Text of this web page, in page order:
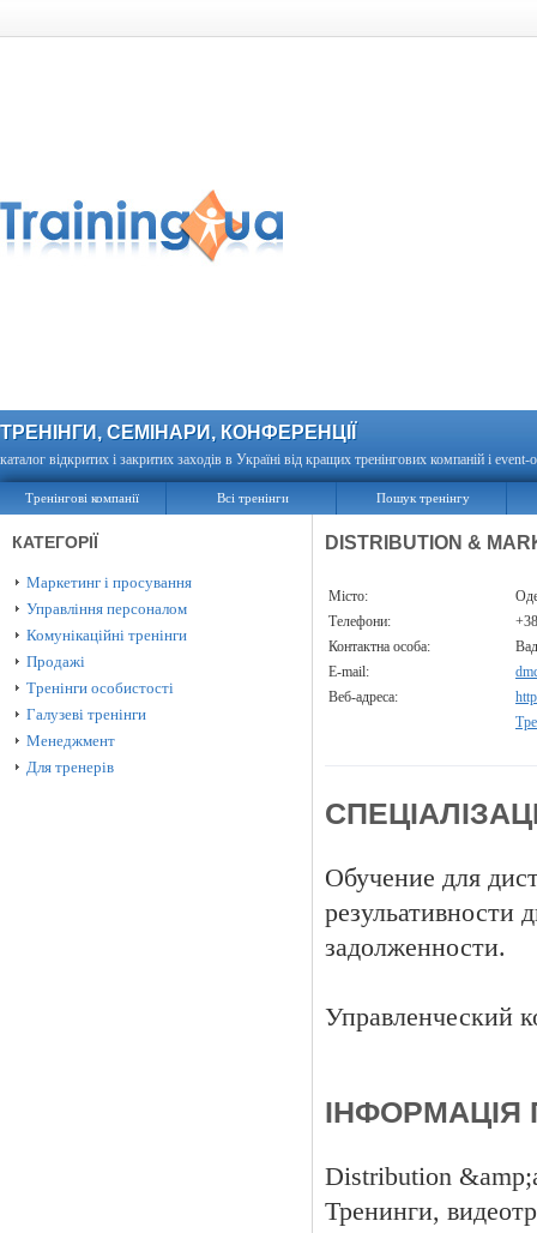
ТРЕНІНГИ, СЕМІНАРИ, КОНФЕРЕНЦІЇ
каталог відкритих і закритих заходів в Україні від кращих тренінгових компаній і event-
Тренінгові компанії Всі тренінги Пошук тренінгу
КАТЕГОРІЇ
Маркетинг і просування
Управління персоналом
Комунікаційні тренінги
Продажі
Тренінги особистості
Галузеві тренінги
Менеджмент
Для тренерів
DISTRIBUTION &
Місто:
Телефони:
Контактна особа:
E-mail:
Веб-адреса:
Обучение для
резульативности
задолженности.
Управленческий
Distribution
Тренинги,